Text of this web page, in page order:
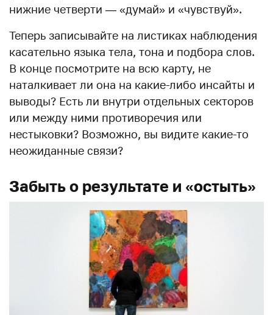
нижние четверти — «думай» и «чувствуй».
Теперь записывайте на листиках наблюдения
касательно языка тела, тона и подбора слов.
В конце посмотрите на всю карту, не
наталкивает ли она на какие-либо инсайты и
выводы? Есть ли внутри отдельных секторов
или между ними противоречия или
нестыковки? Возможно, вы видите какие-то
неожиданные связи?
Забыть о результате и «остыть»